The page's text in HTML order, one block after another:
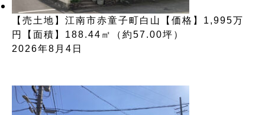
【売土地】江南市赤童子町白山【価格】1,995万
円【面積】188.44㎡（約57.00坪）
2026年8月4日